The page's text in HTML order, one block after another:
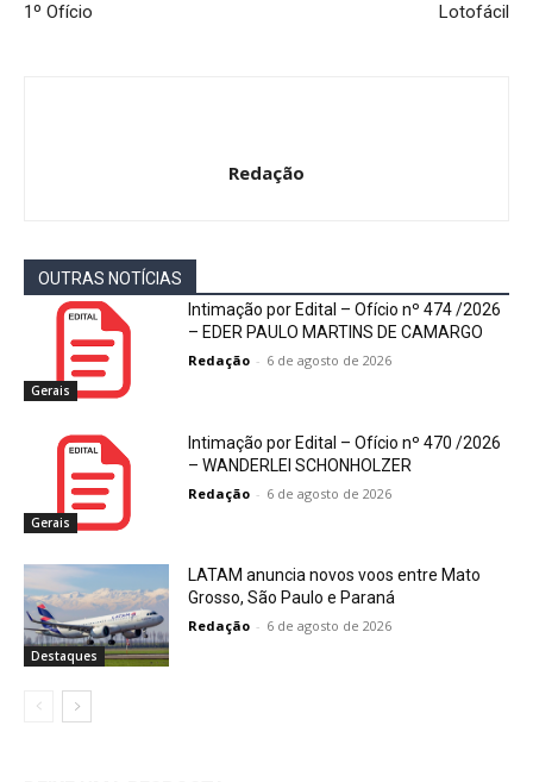
1º Ofício
Lotofácil
Redação
OUTRAS NOTÍCIAS
Gerais
Intimação por Edital – Ofício nº 474 /2026
– EDER PAULO MARTINS DE CAMARGO
Redação - 6 de agosto de 2026
Gerais
Intimação por Edital – Ofício nº 470 /2026
– WANDERLEI SCHONHOLZER
Redação - 6 de agosto de 2026
Destaques
LATAM anuncia novos voos entre Mato
Grosso, São Paulo e Paraná
Redação - 6 de agosto de 2026